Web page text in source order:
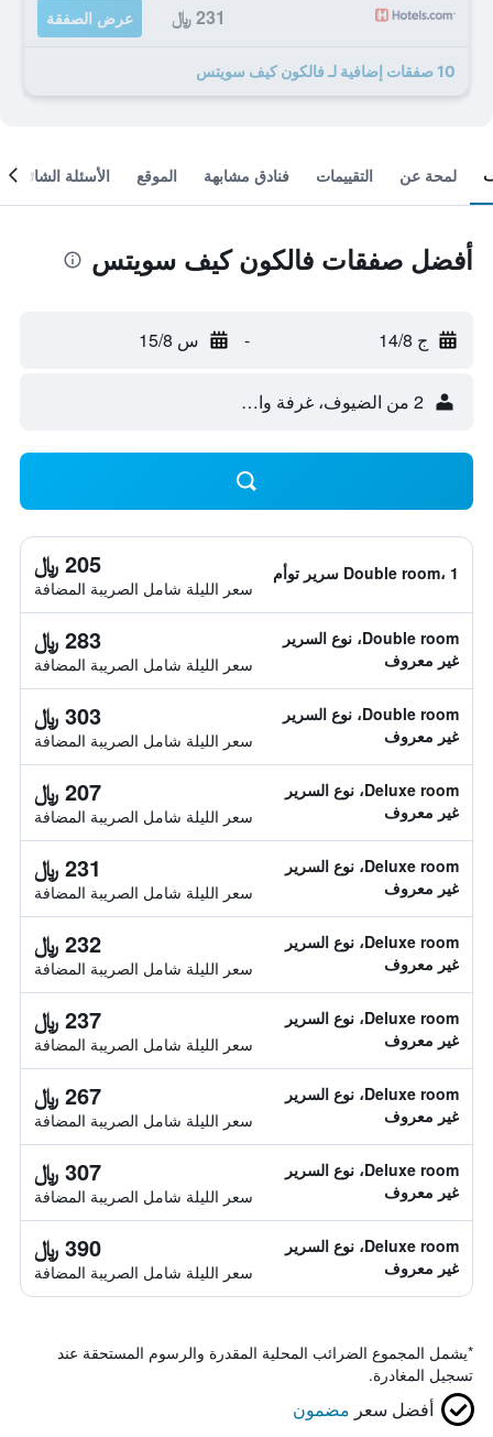
231 ﷼ عرض الصفقة
10 صفقات إضافية لـ فالكون كيف سويتس
لمحة عن التقييمات فنادق مشابهة الموقع الأسئلة الشائعة
أفضل صفقات فالكون كيف سويتس
ج 14/8 - س 15/8
2 من الضيوف، غرفة واحدة
Double room، 1 سرير توأم 205 ﷼
سعر الليلة شامل الصريبة المضافة
Double room، نوع السرير
غير معروف
283 ﷼
سعر الليلة شامل الصريبة المضافة
Double room، نوع السرير
غير معروف
303 ﷼
سعر الليلة شامل الصريبة المضافة
Deluxe room، نوع السرير
غير معروف
207 ﷼
سعر الليلة شامل الصريبة المضافة
Deluxe room، نوع السرير
غير معروف
231 ﷼
سعر الليلة شامل الصريبة المضافة
Deluxe room، نوع السرير
غير معروف
232 ﷼
سعر الليلة شامل الصريبة المضافة
Deluxe room، نوع السرير
غير معروف
237 ﷼
سعر الليلة شامل الصريبة المضافة
Deluxe room، نوع السرير
غير معروف
267 ﷼
سعر الليلة شامل الصريبة المضافة
Deluxe room، نوع السرير
غير معروف
307 ﷼
سعر الليلة شامل الصريبة المضافة
Deluxe room، نوع السرير
غير معروف
390 ﷼
سعر الليلة شامل الصريبة المضافة
*يشمل المجموع الضرائب المحلية المقدرة والرسوم المستحقة عند
تسجيل المغادرة.
أفضل سعر مضمون